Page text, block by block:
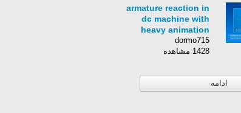
armature reaction in
dc machine with
heavy animation
dormo715
1428 مشاهده
ادامه